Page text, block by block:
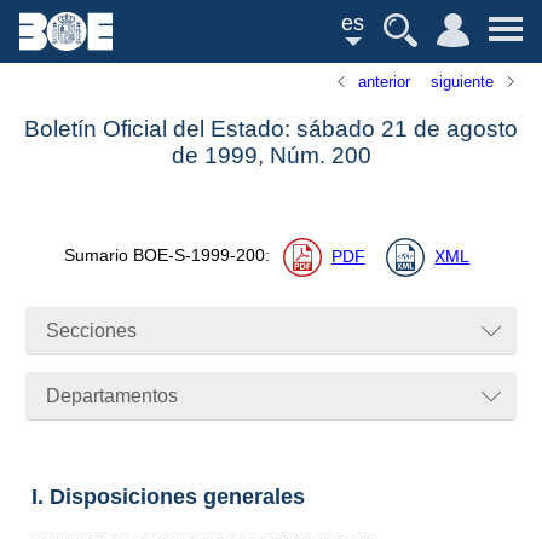
es
anterior siguiente
Boletín Oficial del Estado: sábado 21 de agosto
de 1999, Núm. 200
Sumario BOE-S-1999-200: PDF XML
Secciones
Departamentos
I. Disposiciones generales